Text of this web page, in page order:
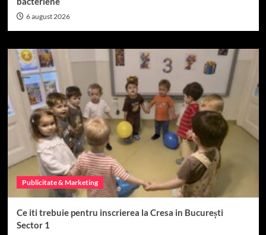
6 august 2026
Publicitate & Marketing
Ce iti trebuie pentru inscrierea la Cresa in București
Sector 1